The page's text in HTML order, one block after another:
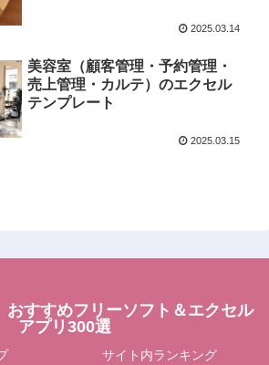
2025.03.14
美容室（顧客管理・予約管理・
売上管理・カルテ）のエクセル
テンプレート
2025.03.15
おすすめフリーソフト＆エクセル
アプリ300選
サイト内ランキング